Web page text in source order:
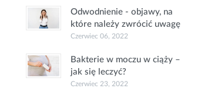
Odwodnienie - objawy, na
które należy zwrócić uwagę
Czerwiec 06, 2022
Bakterie w moczu w ciąży –
jak się leczyć?
Czerwiec 23, 2022